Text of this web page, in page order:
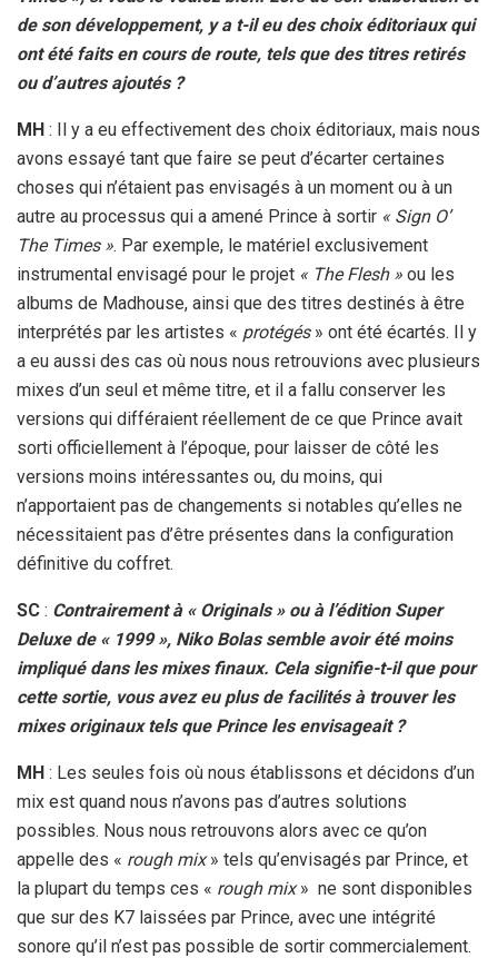
de son développement, y a t-il eu des choix éditoriaux qui
ont été faits en cours de route, tels que des titres retirés
ou d’autres ajoutés ?
MH : Il y a eu effectivement des choix éditoriaux, mais nous
avons essayé tant que faire se peut d’écarter certaines
choses qui n’étaient pas envisagés à un moment ou à un
autre au processus qui a amené Prince à sortir « Sign O’
The Times ». Par exemple, le matériel exclusivement
instrumental envisagé pour le projet « The Flesh » ou les
albums de Madhouse, ainsi que des titres destinés à être
interprétés par les artistes « protégés» ont été écartés. Il y
a eu aussi des cas où nous nous retrouvions avec plusieurs
mixes d’un seul et même titre, et il a fallu conserver les
versions qui différaient réellement de ce que Prince avait
sorti officiellement à l’époque, pour laisser de côté les
versions moins intéressantes ou, du moins, qui
n’apportaient pas de changements si notables qu’elles ne
nécessitaient pas d’être présentes dans la configuration
définitive du coffret.
SC : Contrairement à « Originals » ou à l’édition Super
Deluxe de « 1999 », Niko Bolas semble avoir été moins
impliqué dans les mixes finaux. Cela signifie-t-il que pour
cette sortie, vous avez eu plus de facilités à trouver les
mixes originaux tels que Prince les envisageait ?
MH : Les seules fois où nous établissons et décidons d’un
mix est quand nous n’avons pas d’autres solutions
possibles. Nous nous retrouvons alors avec ce qu’on
appelle des « rough mix» tels qu’envisagés par Prince, et
la plupart du temps ces « rough mix» ne sont disponibles
que sur des K7 laissées par Prince, avec une intégrité
sonore qu’il n’est pas possible de sortir commercialement.